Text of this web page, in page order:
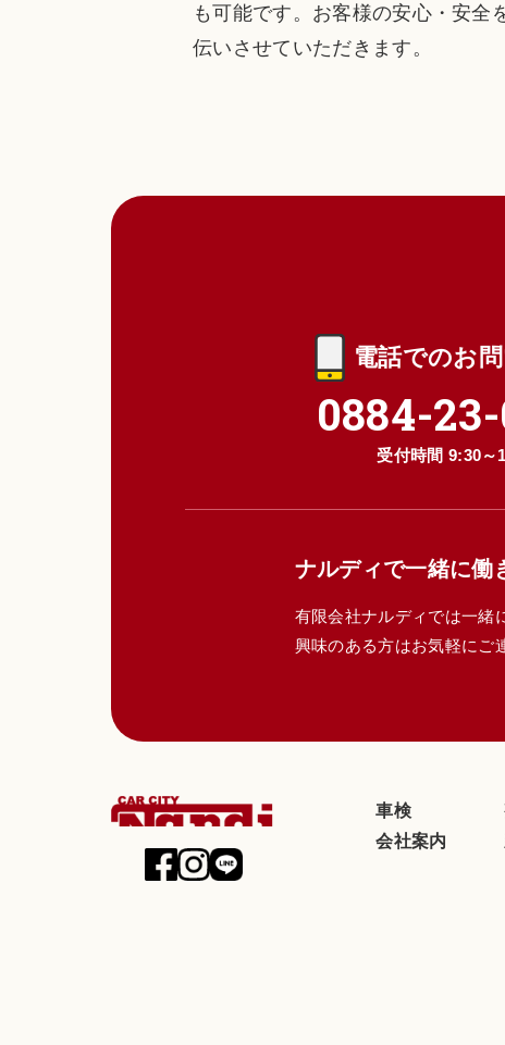
も可能です。お客様の安心・安全
伝いさせていただきます。
電話でのお
0884-
受付時間 9:30～
ナルディで一緒に働
有限会社ナルディでは一緒
興味のある方はお気軽にご
車検
会社案内